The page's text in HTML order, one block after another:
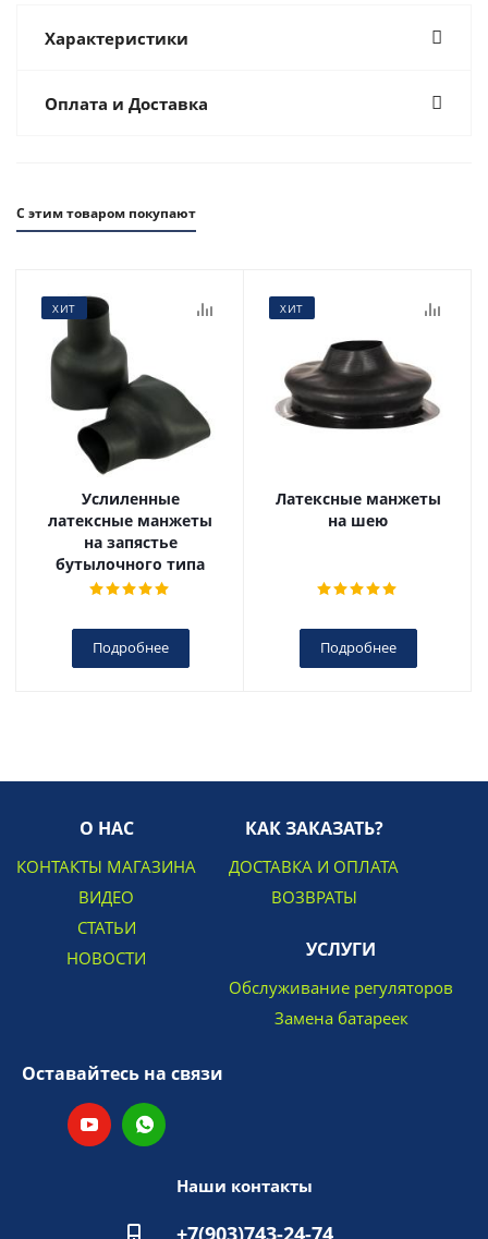
Характеристики
Оплата и Доставка
С этим товаром покупают
ХИТ
Услиленные
латексные манжеты
на запястье
бутылочного типа
Подробнее
ХИТ
Латексные манжеты
на шею
Подробнее
О НАС
КОНТАКТЫ МАГАЗИНА
ВИДЕО
СТАТЬИ
НОВОСТИ
КАК ЗАКАЗАТЬ?
ДОСТАВКА И ОПЛАТА
ВОЗВРАТЫ
УСЛУГИ
Обслуживание регуляторов
Замена батареек
Оставайтесь на связи
Наши контакты
+7(903)743-24-74